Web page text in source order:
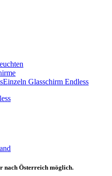
Einzeln Glasschirm Endless
nach Österreich möglich.